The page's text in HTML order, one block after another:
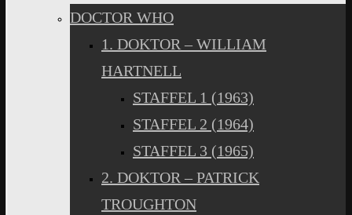
DOCTOR WHO
1. DOKTOR – WILLIAM
HARTNELL
STAFFEL 1 (1963)
STAFFEL 2 (1964)
STAFFEL 3 (1965)
2. DOKTOR – PATRICK
TROUGHTON